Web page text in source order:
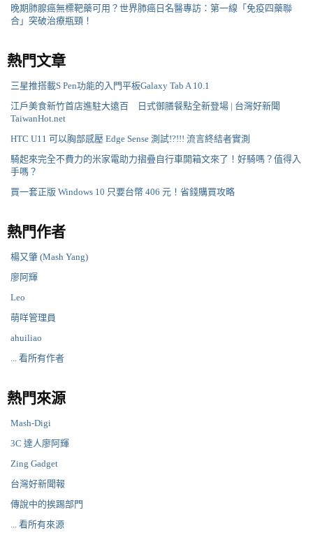
晚期肺腺癌無標靶藥可用？世界肺癌日名醫專訪：第一線「免疫四藥聯
合」突破治療瓶頸！
熱門文章
三星推搭載S Pen功能的入門平板Galaxy Tab A 10.1
江戶美食新竹首店進駐大遠百 日式御膳餐點全新登場 | 台灣好新聞
TaiwanHot.net
HTC U11 可以胸部感壓 Edge Sense 測試!?!!! 流言終結者實測
騎起來完全不費力的米家電助力摺疊自行車開箱文來了！好騎嗎？值得入
手嗎？
買一套正版 Windows 10 只要台幣 406 元！省錢購買攻略
熱門作者
楊又肇 (Mash Yang)
廖阿輝
Leo
萌咩管理員
ahuiliao
... 看所有作者
熱門來源
Mash-Digi
3C 達人廖阿輝
Zing Gadget
台灣好新聞報
傳說中的挨踢部門
... 看所有來源